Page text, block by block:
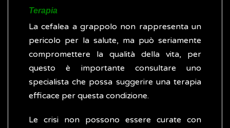
Terapia
La cefalea a grappolo non rappresenta un
pericolo per la salute, ma può seriamente
compromettere la qualità della vita, per
questo è importante consultare uno
specialista che possa suggerire una terapia
efficace per questa condizione.
Le crisi non possono essere curate con